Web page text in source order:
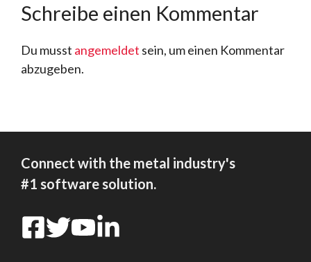
Schreibe einen Kommentar
Du musst angemeldet sein, um einen Kommentar
abzugeben.
Connect with the metal industry's
#1 software solution.